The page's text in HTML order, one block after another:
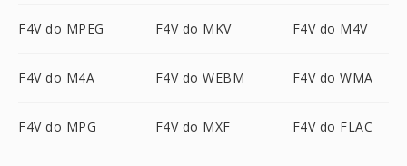
F4V do MPEG F4V do MKV F4V do M4V
F4V do M4A F4V do WEBM F4V do WMA
F4V do MPG F4V do MXF F4V do FLAC